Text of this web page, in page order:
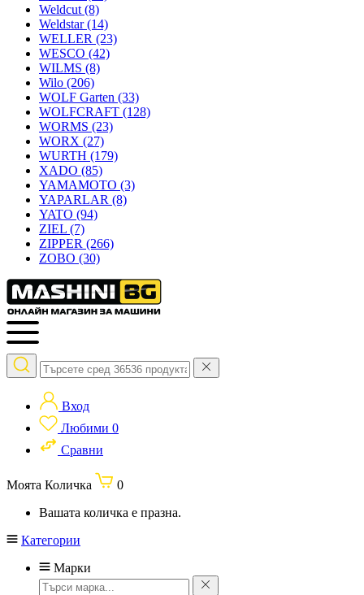
Weldcut (8)
Weldstar(14)
WELLER (23)
WESCO (42)
WILMS (8)
Wilo (206)
WOLF Garten (33)
WOLFCRAFT (128)
WORMS (23)
WORX (27)
WURTH (179)
XADO (85)
YAMAMOTO (3)
YAPARLAR (8)
YATO (94)
ZIEL (7)
ZIPPER (266)
ZOBO (30)
Вход
Любими 0
Сравни
Моята Количка
0
Вашата количка е празна.
Категории
Марки